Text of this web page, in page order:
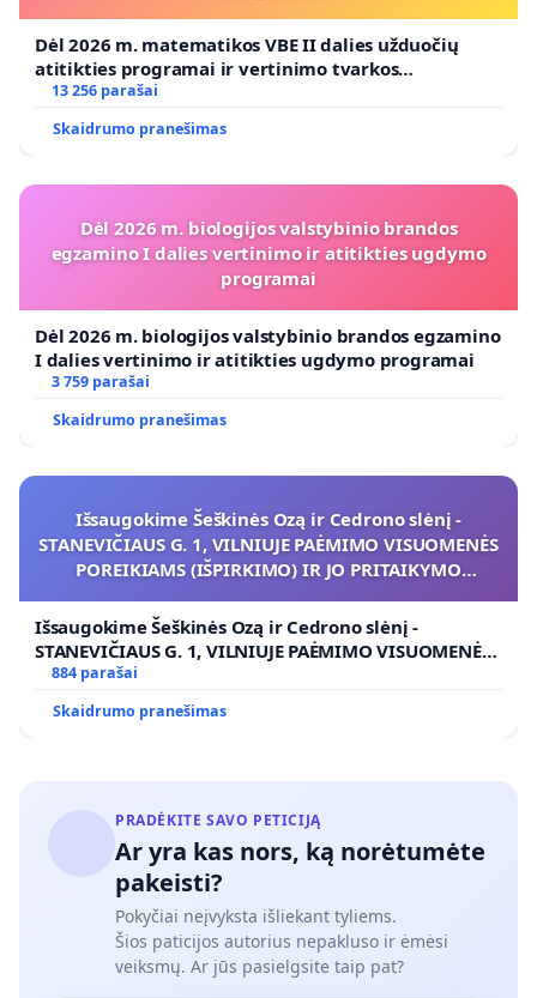
Dėl 2026 m. matematikos VBE II dalies užduočių
atitikties programai ir vertinimo tvarkos
koregavimo
13 256 parašai
Skaidrumo pranešimas
Dėl 2026 m. biologijos valstybinio brandos
egzamino I dalies vertinimo ir atitikties ugdymo
programai
Dėl 2026 m. biologijos valstybinio brandos egzamino
I dalies vertinimo ir atitikties ugdymo programai
3 759 parašai
Skaidrumo pranešimas
Išsaugokime Šeškinės Ozą ir Cedrono slėnį -
STANEVIČIAUS G. 1, VILNIUJE PAĖMIMO VISUOMENĖS
POREIKIAMS (IŠPIRKIMO) IR JO PRITAIKYMO
Išsaugokime Šeškinės Ozą ir Cedrono slėnį -
STANEVIČIAUS G. 1, VILNIUJE PAĖMIMO VISUOMENĖS
POREIKIAMS (IŠPIRKIMO) IR JO PRITAIKYMO VIEŠAJAI
884 parašai
Skaidrumo pranešimas
PRADĖKITE SAVO PETICIJĄ
Ar yra kas nors, ką norėtumėte
pakeisti?
Pokyčiai neįvyksta išliekant tyliems.
Šios paticijos autorius nepakluso ir ėmėsi
veiksmų. Ar jūs pasielgsite taip pat?